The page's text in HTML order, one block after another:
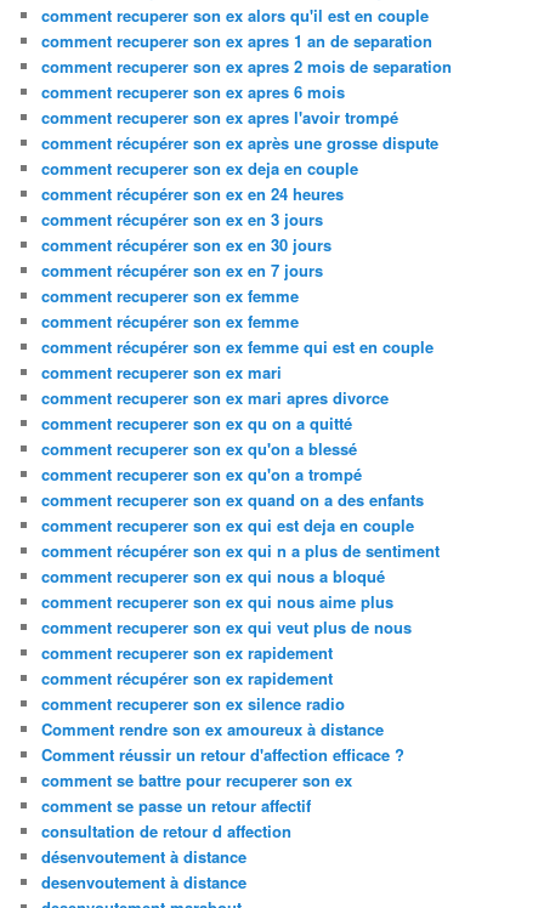
comment recuperer son ex alors qu'il est en couple
comment recuperer son ex apres 1 an de separation
comment recuperer son ex apres 2 mois de separation
comment recuperer son ex apres 6 mois
comment recuperer son ex apres l'avoir trompé
comment récupérer son ex après une grosse dispute
comment recuperer son ex deja en couple
comment récupérer son ex en 24 heures
comment récupérer son ex en 3 jours
comment récupérer son ex en 30 jours
comment récupérer son ex en 7 jours
comment recuperer son ex femme
comment récupérer son ex femme
comment récupérer son ex femme qui est en couple
comment recuperer son ex mari
comment recuperer son ex mari apres divorce
comment recuperer son ex qu on a quitté
comment recuperer son ex qu'on a blessé
comment recuperer son ex qu'on a trompé
comment recuperer son ex quand on a des enfants
comment recuperer son ex qui est deja en couple
comment récupérer son ex qui n a plus de sentiment
comment recuperer son ex qui nous a bloqué
comment recuperer son ex qui nous aime plus
comment recuperer son ex qui veut plus de nous
comment recuperer son ex rapidement
comment récupérer son ex rapidement
comment recuperer son ex silence radio
Comment rendre son ex amoureux à distance
Comment réussir un retour d'affection efficace ?
comment se battre pour recuperer son ex
comment se passe un retour affectif
consultation de retour d affection
désenvoutement à distance
desenvoutement à distance